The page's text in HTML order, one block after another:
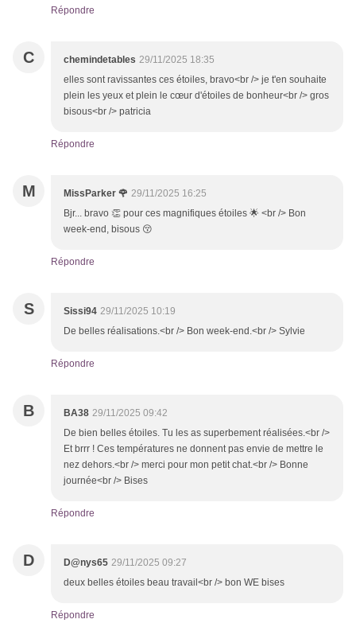
Répondre
C chemindetables 29/11/2025 18:35
elles sont ravissantes ces étoiles, bravo<br /> je t'en souhaite
plein les yeux et plein le cœur d'étoiles de bonheur<br /> gros
bisous<br /> patricia
Répondre
M MissParker 🌹 29/11/2025 16:25
Bjr... bravo 👏 pour ces magnifiques étoiles 🌟 <br /> Bon
week-end, bisous 😚
Répondre
S Sissi94 29/11/2025 10:19
De belles réalisations.<br /> Bon week-end.<br /> Sylvie
Répondre
B BA38 29/11/2025 09:42
De bien belles étoiles. Tu les as superbement réalisées.<br />
Et brrr ! Ces températures ne donnent pas envie de mettre le
nez dehors.<br /> merci pour mon petit chat.<br /> Bonne
journée<br /> Bises
Répondre
D D@nys65 29/11/2025 09:27
deux belles étoiles beau travail<br /> bon WE bises
Répondre